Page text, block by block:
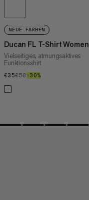
NEUE FARBEN
Ducan FL T-Shirt Women
Vielseitiges, atmungsaktives
Funktionsshirt
€35€35
€50€50
–30%